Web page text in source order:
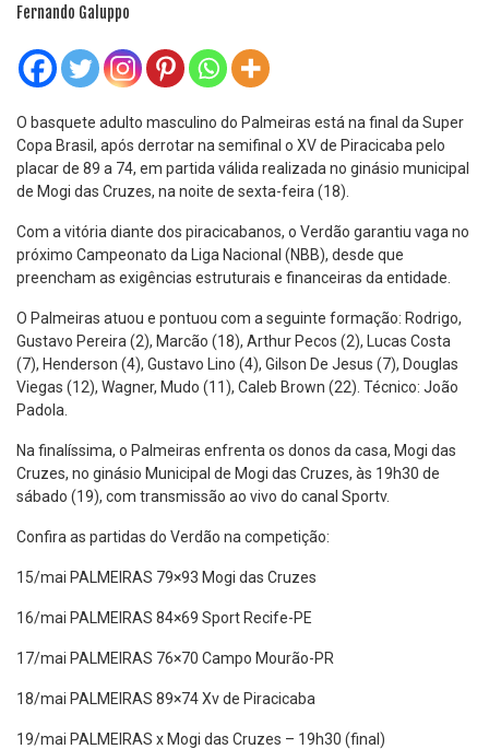
Fernando Galuppo
O basquete adulto masculino do Palmeiras está na final da Super
Copa Brasil, após derrotar na semifinal o XV de Piracicaba pelo
placar de 89 a 74, em partida válida realizada no ginásio municipal
de Mogi das Cruzes, na noite de sexta-feira (18).
Com a vitória diante dos piracicabanos, o Verdão garantiu vaga no
próximo Campeonato da Liga Nacional (NBB), desde que
preencham as exigências estruturais e financeiras da entidade.
O Palmeiras atuou e pontuou com a seguinte formação: Rodrigo,
Gustavo Pereira (2), Marcão (18), Arthur Pecos (2), Lucas Costa
(7), Henderson (4), Gustavo Lino (4), Gilson De Jesus (7), Douglas
Viegas (12), Wagner, Mudo (11), Caleb Brown (22). Técnico: João
Padola.
Na finalíssima, o Palmeiras enfrenta os donos da casa, Mogi das
Cruzes, no ginásio Municipal de Mogi das Cruzes, às 19h30 de
sábado (19), com transmissão ao vivo do canal Sportv.
Confira as partidas do Verdão na competição:
15/mai PALMEIRAS 79×93 Mogi das Cruzes
16/mai PALMEIRAS 84×69 Sport Recife-PE
17/mai PALMEIRAS 76×70 Campo Mourão-PR
18/mai PALMEIRAS 89×74 Xv de Piracicaba
19/mai PALMEIRAS x Mogi das Cruzes – 19h30 (final)